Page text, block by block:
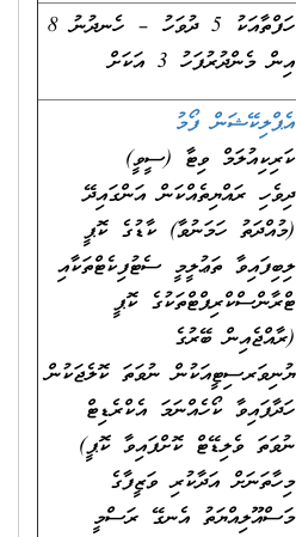
ހަފްތާއަކު 5 ދުވަހު – ހެނދުނު 8
އިން މެންދުރުފަހު 3 އަކަށް
އޕލކޝން ފމ
ކަރިކިއުލަމް ވިޓާ (ސީވީ)
ދިވެހި ރައްޔިތެއްކަން އަންގައިދޭ
(މުއްދަތު ހަމަނުވާ) ކާޑުގެ ކޮޕީ
ލިބިފައިވާ ތަޢުލީމީ ސެޓުފިކެޓްތަކާއި
ޓްރާންސްކްރިޕްޓްތަކުގެ ކޮޕީ
(ރާއްޖެއިން ބޭރުގެ
ޔުނިވަރސިޓީއަކުން ނުވަތަ ކޮލެޖަކުން
ހަދާފައިވާ ކޯހެއްނަމަ އެކްރެޑިޓް
ނުވަތަ ވެލިޑޭޓް ކޮށްފައިވާ ކޮޕީ)
މިހާތަނަށް އަދާކުރި ވަޒީފާގެ
މަސްއޫލިއްޔަތު އެނގޭ ރަސްމީ